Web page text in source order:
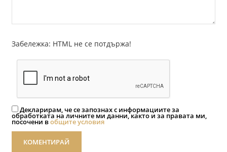
Забележка: HTML не се потдържа!
Декларирам, че се запознах с информациите за
обработката на личните ми данни, както и за правата ми,
посочени вобщите условия
КОМЕНТИРАЙ